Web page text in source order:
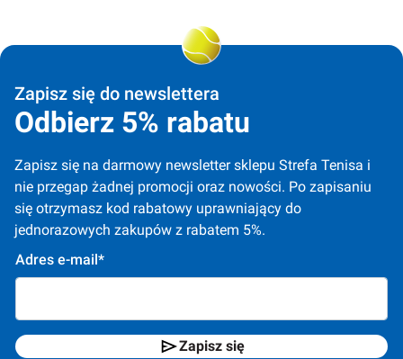
Zapisz się do newslettera
Odbierz 5% rabatu
Zapisz się na darmowy newsletter sklepu Strefa Tenisa i
nie przegap żadnej promocji oraz nowości. Po zapisaniu
się otrzymasz kod rabatowy uprawniający do
jednorazowych zakupów z rabatem 5%.
Adres e-mail*
Zapisz się